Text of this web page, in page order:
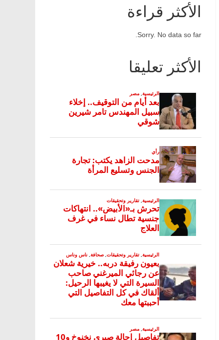
الأكثر قراءة
Sorry. No data so far.
الأكثر تعليقا